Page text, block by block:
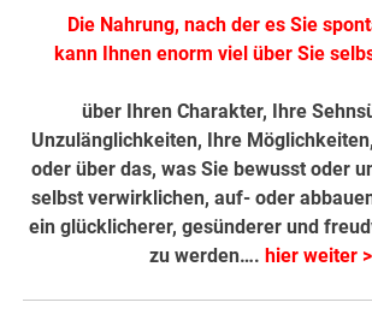
Die Nahrung, nach der es Sie
kann Ihnen enorm viel über Sie
über Ihren Charakter, Ihre
Unzulänglichkeiten, Ihre
oder über das, was Sie bewusst oder
selbst verwirklichen, auf- oder
ein glücklicherer, gesünderer und
zu werden…. hier weiter